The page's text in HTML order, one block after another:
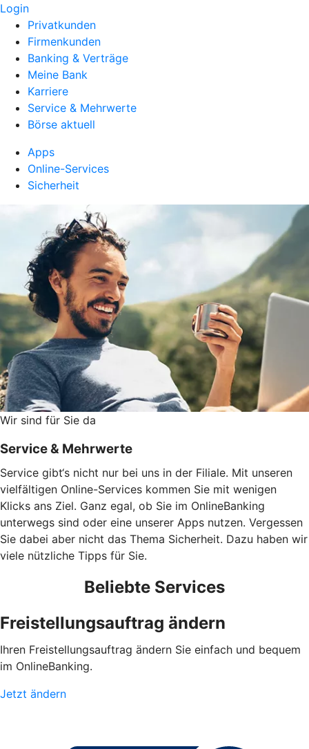
Login
Privatkunden
Firmenkunden
Banking & Verträge
Meine Bank
Karriere
Service & Mehrwerte
Börse aktuell
Apps
Online-Services
Sicherheit
Wir sind für Sie da
Service & Mehrwerte
Service gibt‘s nicht nur bei uns in der Filiale. Mit unseren
vielfältigen Online-Services kommen Sie mit wenigen
Klicks ans Ziel. Ganz egal, ob Sie im OnlineBanking
unterwegs sind oder eine unserer Apps nutzen. Vergessen
Sie dabei aber nicht das Thema Sicherheit. Dazu haben wir
viele nützliche Tipps für Sie.
Beliebte Services
Freistellungsauftrag ändern
Ihren Freistellungsauftrag ändern Sie einfach und bequem
im OnlineBanking.
Jetzt ändern